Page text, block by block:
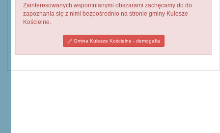
Zainteresowanych wspomnianymi obszarami zachęcamy do do
zapoznania się z nimi bezpośrednio na stronie gminy Kulesze
Kościelne.
Gmina Kulesze Kościelne - demogafia